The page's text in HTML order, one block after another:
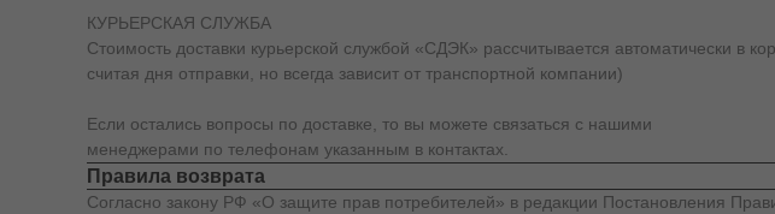
КУРЬЕРСКАЯ СЛУЖБА
Стоимость доставки курьерской службой «СДЭК» рассчитывается автоматически в
считая дня отправки, но всегда зависит от транспортной компании)
Если остались вопросы по доставке, то вы можете связаться с нашими
менеджерами по телефонам указанным в контактах.
Правила возврата
Согласно закону РФ «О защите прав потребителей» в редакции Постановления